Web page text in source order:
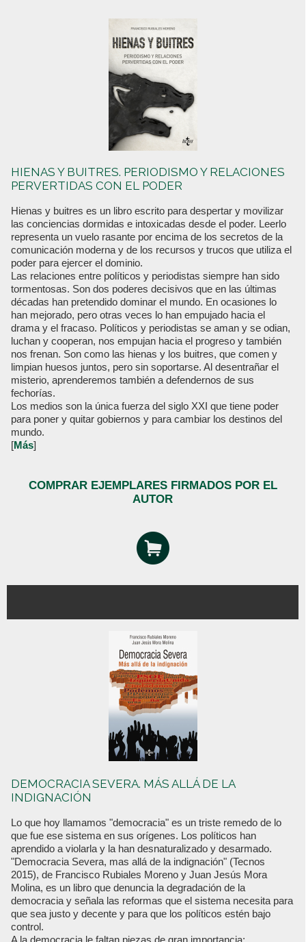
HIENAS Y BUITRES. PERIODISMO Y RELACIONES
PERVERTIDAS CON EL PODER
Hienas y buitres es un libro escrito para despertar y movilizar
las conciencias dormidas e intoxicadas desde el poder. Leerlo
representa un vuelo rasante por encima de los secretos de la
comunicación moderna y de los recursos y trucos que utiliza el
poder para ejercer el dominio.
Las relaciones entre políticos y periodistas siempre han sido
tormentosas. Son dos poderes decisivos que en las últimas
décadas han pretendido dominar el mundo. En ocasiones lo
han mejorado, pero otras veces lo han empujado hacia el
drama y el fracaso. Políticos y periodistas se aman y se odian,
luchan y cooperan, nos empujan hacia el progreso y también
nos frenan. Son como las hienas y los buitres, que comen y
limpian huesos juntos, pero sin soportarse. Al desentrañar el
misterio, aprenderemos también a defendernos de sus
fechorías.
Los medios son la única fuerza del siglo XXI que tiene poder
para poner y quitar gobiernos y para cambiar los destinos del
mundo.
[Más]
COMPRAR EJEMPLARES FIRMADOS POR EL
AUTOR
DEMOCRACIA SEVERA. MÁS ALLÁ DE LA
INDIGNACIÓN
Lo que hoy llamamos "democracia" es un triste remedo de lo
que fue ese sistema en sus orígenes. Los políticos han
aprendido a violarla y la han desnaturalizado y desarmado.
"Democracia Severa, mas allá de la indignación" (Tecnos
2015), de Francisco Rubiales Moreno y Juan Jesús Mora
Molina, es un libro que denuncia la degradación de la
democracia y señala las reformas que el sistema necesita para
que sea justo y decente y para que los políticos estén bajo
control.